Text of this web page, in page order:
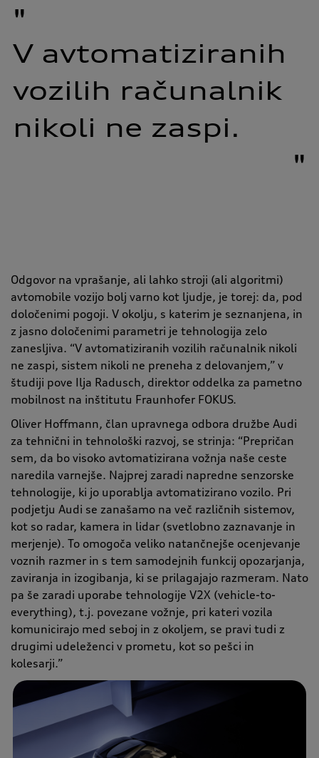
"
V avtomatiziranih
vozilih računalnik
nikoli ne zaspi.
"
Odgovor na vprašanje, ali lahko stroji (ali algoritmi)
avtomobile vozijo bolj varno kot ljudje, je torej: da, pod
določenimi pogoji. V okolju, s katerim je seznanjena, in
z jasno določenimi parametri je tehnologija zelo
zanesljiva. “V avtomatiziranih vozilih računalnik nikoli
ne zaspi, sistem nikoli ne preneha z delovanjem,” v
študiji pove Ilja Radusch, direktor oddelka za pametno
mobilnost na inštitutu Fraunhofer FOKUS.
Oliver Hoffmann, član upravnega odbora družbe Audi
za tehnični in tehnološki razvoj, se strinja: “Prepričan
sem, da bo visoko avtomatizirana vožnja naše ceste
naredila varnejše. Najprej zaradi napredne senzorske
tehnologije, ki jo uporablja avtomatizirano vozilo. Pri
podjetju Audi se zanašamo na več različnih sistemov,
kot so radar, kamera in lidar (svetlobno zaznavanje in
merjenje). To omogoča veliko natančnejše ocenjevanje
voznih razmer in s tem samodejnih funkcij opozarjanja,
zaviranja in izogibanja, ki se prilagajajo razmeram. Nato
pa še zaradi uporabe tehnologije V2X (vehicle-to-
everything), t.j. povezane vožnje, pri kateri vozila
komunicirajo med seboj in z okoljem, se pravi tudi z
drugimi udeleženci v prometu, kot so pešci in
kolesarji.”